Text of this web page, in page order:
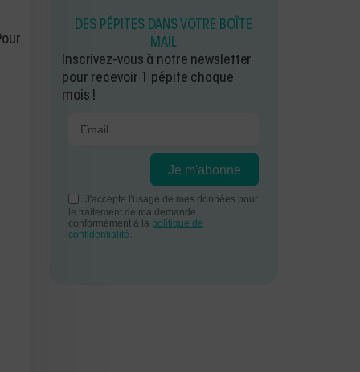
DES PÉPITES DANS VOTRE BOÎTE
MAIL
Inscrivez-vous à notre newsletter
pour recevoir 1 pépite chaque
mois !